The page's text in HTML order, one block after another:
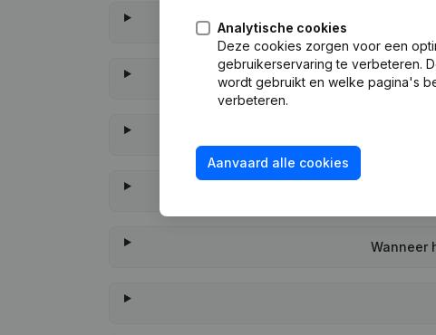
Wanneer
Analytische cookies
Deze cookies zorgen voor een
gebruikerservaring te verbeteren.
wordt gebruikt en welke pagina's
verbeteren.
Aanvaard alle cookies